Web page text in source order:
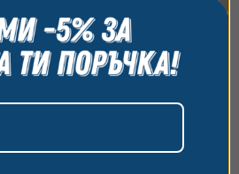
бряг – гр. Каблешково,
да откажете всички или да
За повече информация
който обработваме вашите
нашата страница за